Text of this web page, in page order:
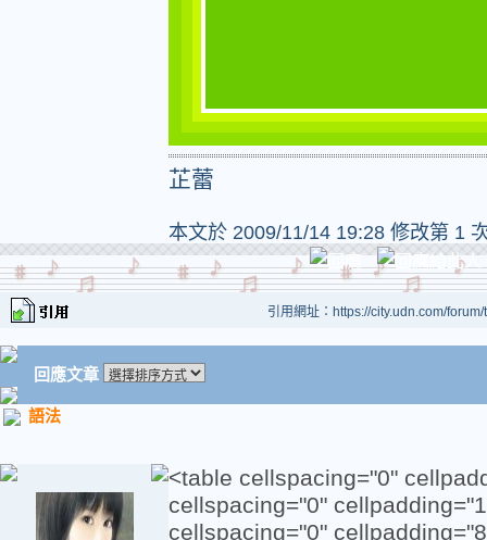
芷蕾
本文於 2009/11/14 19:28 修改第 1
引用網址：https://city.udn.com/
回應文章
語法
<table cellspacing="0"
cellspacing="0"
cellspacing="0"